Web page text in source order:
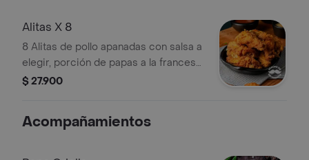
Alitas X 8
8 Alitas de pollo apanadas con salsa a
elegir, porción de papas a la francesa,
bastones de apio y zanahoria.
$ 27.900
Acompañamientos